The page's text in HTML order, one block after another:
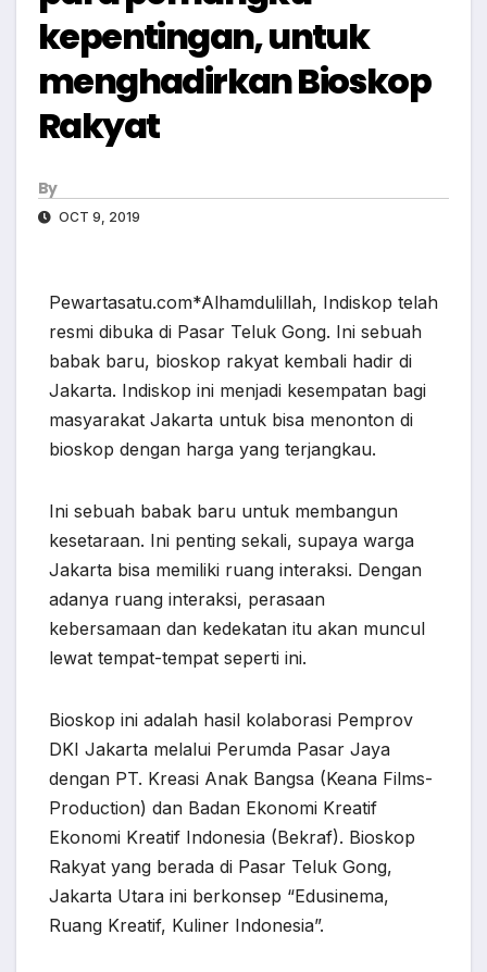
kepentingan, untuk
menghadirkan Bioskop
Rakyat
By
OCT 9, 2019
Pewartasatu.com*Alhamdulillah, Indiskop telah
resmi dibuka di Pasar Teluk Gong. Ini sebuah
babak baru, bioskop rakyat kembali hadir di
Jakarta. Indiskop ini menjadi kesempatan bagi
masyarakat Jakarta untuk bisa menonton di
bioskop dengan harga yang terjangkau.
Ini sebuah babak baru untuk membangun
kesetaraan. Ini penting sekali, supaya warga
Jakarta bisa memiliki ruang interaksi. Dengan
adanya ruang interaksi, perasaan
kebersamaan dan kedekatan itu akan muncul
lewat tempat-tempat seperti ini.
Bioskop ini adalah hasil kolaborasi Pemprov
DKI Jakarta melalui Perumda Pasar Jaya
dengan PT. Kreasi Anak Bangsa (Keana Films-
Production) dan Badan Ekonomi Kreatif
Ekonomi Kreatif Indonesia (Bekraf). Bioskop
Rakyat yang berada di Pasar Teluk Gong,
Jakarta Utara ini berkonsep “Edusinema,
Ruang Kreatif, Kuliner Indonesia”.